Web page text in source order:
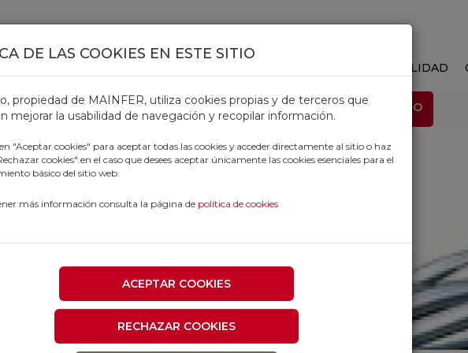
ACTUALIDAD
EMPLEO
DE LAS COOKIES EN ESTE SITIO
propiedad de MAINFER, utiliza cookies propias y de terceros que
mejorar la usabilidad de navegación y recopilar información.
"Aceptar cookies" para aceptar todas las cookies y acceder directamente al sitio o haz
cookies" en el caso que desees aceptar únicamente las cookies esenciales para el
básico del sitio web.
más información consulta la página de política de cookies
ACEPTAR COOKIES
RECHAZAR COOKIES